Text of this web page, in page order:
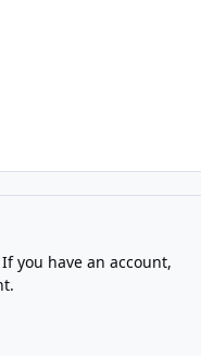
you have an account,